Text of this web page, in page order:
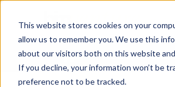
This website stores cookies on your
allow us to remember you. We use this
about our visitors both on this website
If you decline, your information won’t be
preference not to be tracked.
NEWS/